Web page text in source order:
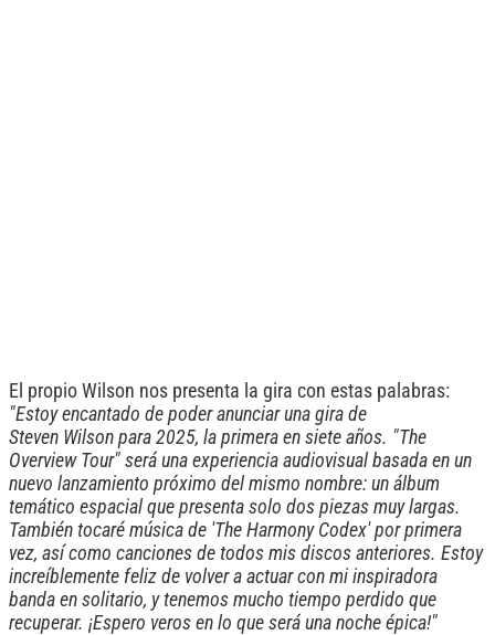
El propio Wilson nos presenta la gira con estas palabras:
"Estoy encantado de poder anunciar una gira de
Steven Wilson para 2025, la primera en siete años. "The
Overview Tour" será una experiencia audiovisual basada en un
nuevo lanzamiento próximo del mismo nombre: un álbum
temático espacial que presenta solo dos piezas muy largas.
También tocaré música de 'The Harmony Codex' por primera
vez, así como canciones de todos mis discos anteriores. Estoy
increíblemente feliz de volver a actuar con mi inspiradora
banda en solitario, y tenemos mucho tiempo perdido que
recuperar. ¡Espero veros en lo que será una noche épica!"